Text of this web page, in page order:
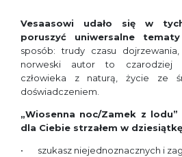
Vesaasowi udało się w
poruszyć uniwersalne tematy
sposób: trudy czasu
norweski autor to czarodziej
człowieka z naturą, życie ze
doświadczeniem.
„Wiosenna noc/Zamek z
dla Ciebie strzałem w
szukasz niejednoznacznych i